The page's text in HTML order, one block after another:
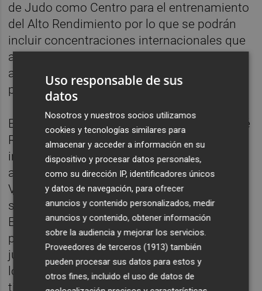
de Judo como Centro para el entrenamiento
del Alto Rendimiento por lo que se podrán
incluir concentraciones internacionales que
ayuden a elevar el nivel de nuestros judocas
al poder entrenar con adversarios de otros
países.
El Secretario de Estado para el deporte, José
Ramón Lete, se refirió a los méritos de la
instalación y los programas de judo
aplicados en Benimaclet: “La Comunidad
Valenciana ha hecho méritos más que
suficientes para tener este Centro
Especializado de Alto Rendimiento de Judo
porque esta Comunidad es cuna de grandes
judocas. Consideradlo un reconocimiento a
los grandes campeones que ha dado esta
tierra a lo largo de la historia como Miriam
Uso responsable de sus
datos
Nosotros y nuestros socios utilizamos
cookies y tecnologías similares para
almacenar y acceder a información en su
dispositivo y procesar datos personales,
como su dirección IP, identificadores únicos
y datos de navegación, para ofrecer
anuncios y contenido personalizados, medir
anuncios y contenido, obtener información
sobre la audiencia y mejorar los servicios.
Proveedores de terceros (1913) también
pueden procesar sus datos para estos y
otros fines, incluido el uso de datos de